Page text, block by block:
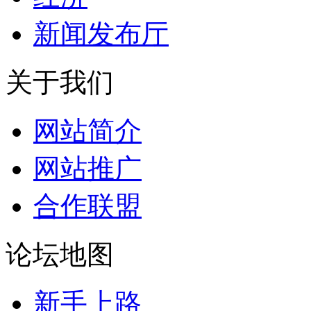
新闻发布厅
关于我们
网站简介
网站推广
合作联盟
论坛地图
新手上路